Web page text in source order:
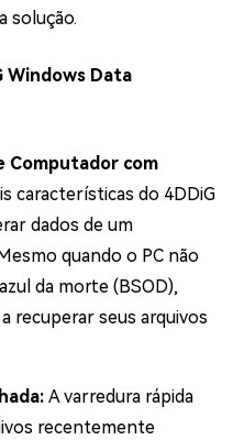
solução.
Windows Data
Computador com
características do 4DDiG
dados de um
quando o PC não
da morte (BSOD),
recuperar seus arquivos
A varredura rápida
recentemente